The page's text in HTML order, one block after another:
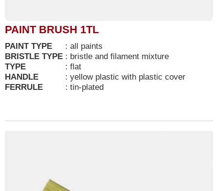
PAINT BRUSH 1TL
PAINT TYPE : all paints
BRISTLE TYPE : bristle and filament mixture
TYPE
: flat
HANDLE
: yellow plastic with plastic cover
FERRULE
: tin-plated